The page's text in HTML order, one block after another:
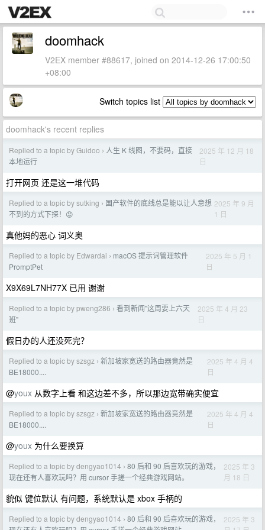
doomhack
V2EX member #88617, joined on 2014-12-26 17:00:50
+08:00
Switch topics list
doomhack's recent replies
Replied to a topic by Guidoo › 人生 K 线图，不要码，直接
本地运行
2025 年 12 月 18
日
打开网页 还是这一堆代码
Replied to a topic by sutking › 国产软件的底线总是能以让人意想
不到的方式下探！😡
2025 年 9 月
1 日
真他妈的恶心 词义奥
Replied to a topic by Edwardai › macOS 提示词管理软件
PromptPet
2025 年 5 月 1
日
X9X69L7NH77X 已用 谢谢
Replied to a topic by pweng286 › 看到新闻"这周要上六天
班"
2025 年 4 月 23
日
假日办的人还没死完？
Replied to a topic by szsgz › 新加坡家宽送的路由器竟然是
BE18000....
2025 年 4 月 4
日
@youx 从数字上看 和这边差不多，所以那边宽带确实便宜
Replied to a topic by szsgz › 新加坡家宽送的路由器竟然是
BE18000....
2025 年 4 月 4
日
@youx 为什么要换算
Replied to a topic by dengyao1014 › 80 后和 90 后喜欢玩的游戏，
现在还有人喜欢玩吗？用 cursor 手搓一个经典游戏网站。
2025 年 3
月 18 日
貌似 键位默认 有问题，系统默认是 xbox 手柄的
Replied to a topic by dengyao1014 › 80 后和 90 后喜欢玩的游戏，
2025 年 3